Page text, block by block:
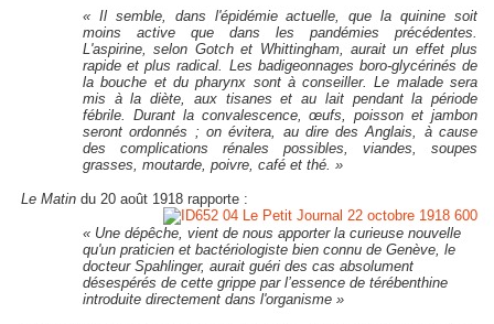
« Il semble, dans l'épidémie actuelle, que la quinine soit
moins active que dans les pandémies précédentes.
L'aspirine, selon Gotch et Whittingham, aurait un effet plus
rapide et plus radical. Les badigeonnages boro-glycérinés de
la bouche et du pharynx sont à conseiller. Le malade sera
mis à la diète, aux tisanes et au lait pendant la période
fébrile. Durant la convalescence, œufs, poisson et jambon
seront ordonnés ; on évitera, au dire des Anglais, à cause
des complications rénales possibles, viandes, soupes
grasses, moutarde, poivre, café et thé. »
Le Matin du 20 août 1918 rapporte :
« Une dépêche, vient de nous apporter la curieuse nouvelle
qu'un praticien et bactériologiste bien connu de Genève, le
docteur Spahlinger, aurait guéri des cas absolument
désespérés de cette grippe par l’essence de térébenthine
introduite directement dans l'organisme »